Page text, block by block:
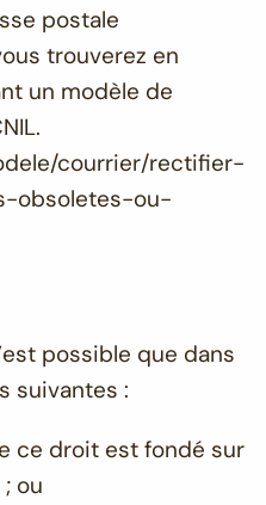
postale
trouverez en
un modèle de
courrier/rectifier-
obsoletes-ou-
possible que dans
suivantes :
ce droit est fondé sur
ou